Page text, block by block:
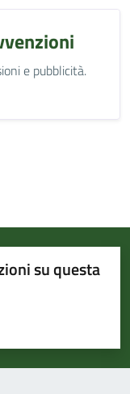
e pubblicità.
su questa